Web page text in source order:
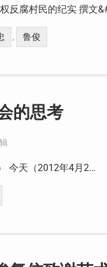
反腐村民的纪实 撰文
, 鲁俊
的思考
今天（2012年4月2…